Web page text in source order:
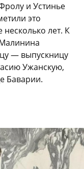
и Устинье
это
лет. К
— выпускницу
Ужанскую,
Баварии.